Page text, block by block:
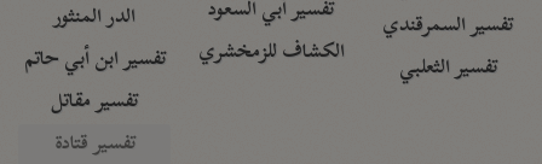
تفسير السمرقندي
تفسير الثعلبي
تفسير أبي السعود
الكشاف للزمخشري
الدر المنثور
تفسير ابن أبي حاتم
تفسير مقاتل
تفسير قتادة